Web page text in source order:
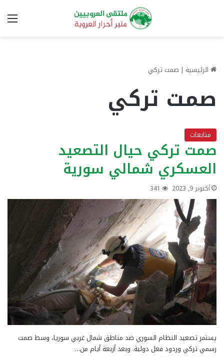
الرئيسية | صمت تركي
صمت تركي
متابعات
صمت تركي حيال التصعيد
العسكري شمالي سورية
أكتوبر 9, 2023 341
يستمر تصعيد النظام السوري ضد مناطق شمال غربي سوريا، وسط صمت
رسمي تركي وردود فعل دولية. وبعد أربعة أيام من…